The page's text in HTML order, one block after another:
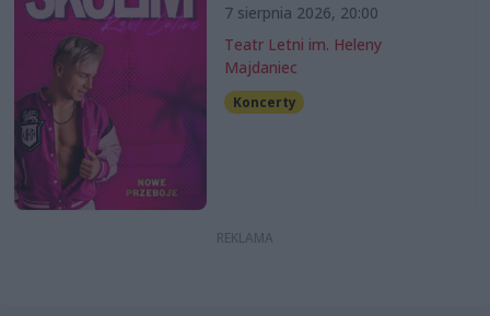
7 sierpnia 2026, 20:00
Teatr Letni im. Heleny
Majdaniec
Koncerty